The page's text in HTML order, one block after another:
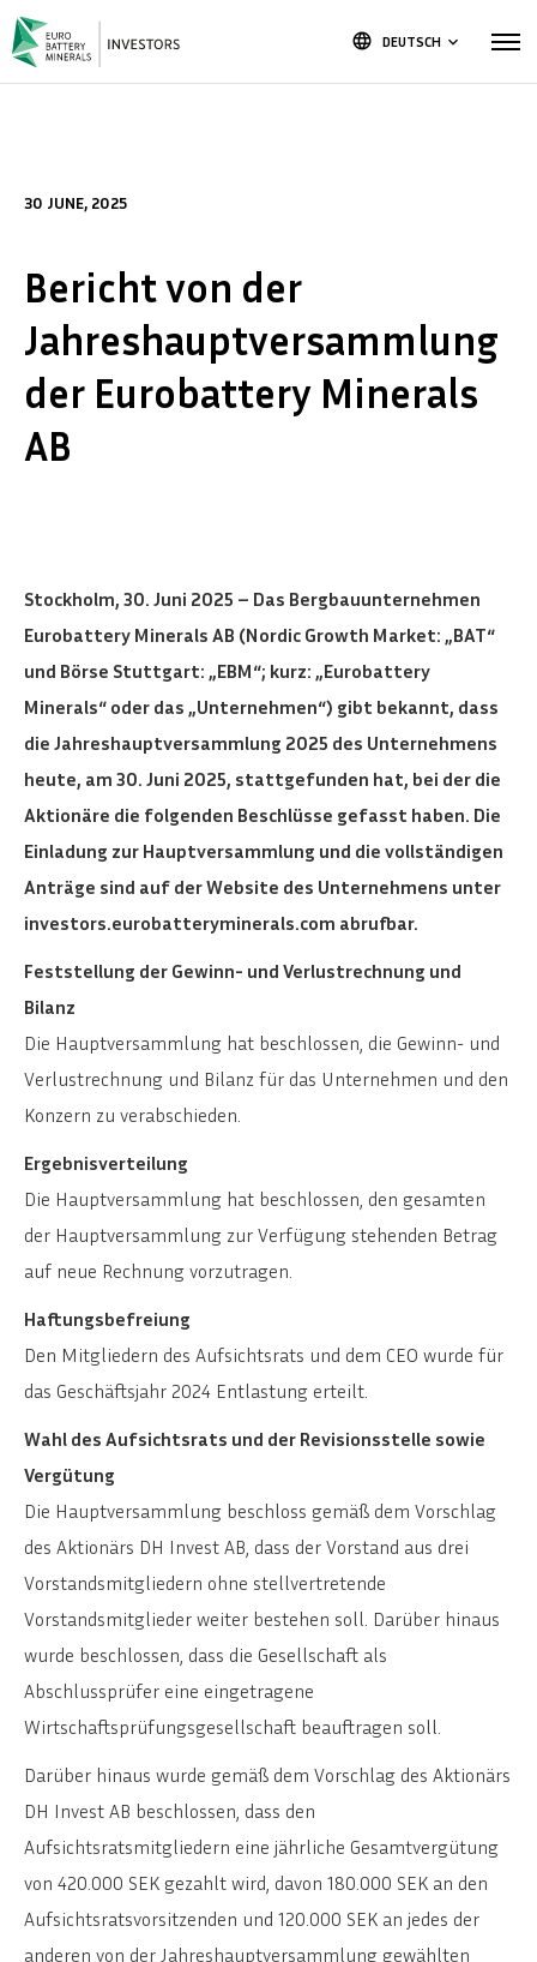
language DEUTSCH keyboard_arrow_down
30 JUNE, 2025
Bericht von der
Jahreshauptversammlung
der Eurobattery Minerals
AB
Stockholm, 30. Juni 2025 – Das Bergbauunternehmen
Eurobattery Minerals AB (Nordic Growth Market: „BAT“
und Börse Stuttgart: „EBM“; kurz: „Eurobattery
Minerals“ oder das „Unternehmen“) gibt bekannt, dass
die Jahreshauptversammlung 2025 des Unternehmens
heute, am 30. Juni 2025, stattgefunden hat, bei der die
Aktionäre die folgenden Beschlüsse gefasst haben. Die
Einladung zur Hauptversammlung und die vollständigen
Anträge sind auf der Website des Unternehmens unter
investors.eurobatteryminerals.com abrufbar.
Feststellung der Gewinn- und Verlustrechnung und
Bilanz
Die Hauptversammlung hat beschlossen, die Gewinn- und
Verlustrechnung und Bilanz für das Unternehmen und den
Konzern zu verabschieden.
Ergebnisverteilung
Die Hauptversammlung hat beschlossen, den gesamten
der Hauptversammlung zur Verfügung stehenden Betrag
auf neue Rechnung vorzutragen.
Haftungsbefreiung
Den Mitgliedern des Aufsichtsrats und dem CEO wurde für
das Geschäftsjahr 2024 Entlastung erteilt.
Wahl des Aufsichtsrats und der Revisionsstelle sowie
Vergütung
Die Hauptversammlung beschloss gemäß dem Vorschlag
des Aktionärs DH Invest AB, dass der Vorstand aus drei
Vorstandsmitgliedern ohne stellvertretende
Vorstandsmitglieder weiter bestehen soll. Darüber hinaus
wurde beschlossen, dass die Gesellschaft als
Abschlussprüfer eine eingetragene
Wirtschaftsprüfungsgesellschaft beauftragen soll.
Darüber hinaus wurde gemäß dem Vorschlag des Aktionärs
DH Invest AB beschlossen, dass den
Aufsichtsratsmitgliedern eine jährliche Gesamtvergütung
von 420.000 SEK gezahlt wird, davon 180.000 SEK an den
Aufsichtsratsvorsitzenden und 120.000 SEK an jedes der
anderen von der Jahreshauptversammlung gewählten